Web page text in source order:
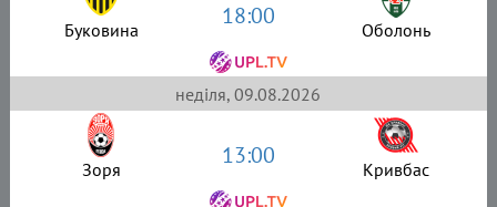
Буковина 18:00 Оболонь
неділя, 09.08.2026
Зоря 13:00 Кривбас